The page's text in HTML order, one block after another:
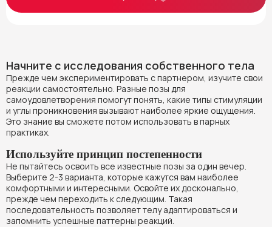
Начните с исследования собственного тела
Прежде чем экспериментировать с партнером, изучите свои
реакции самостоятельно. Разные позы для
самоудовлетворения помогут понять, какие типы стимуляции
и углы проникновения вызывают наиболее яркие ощущения.
Это знание вы сможете потом использовать в парных
практиках.
Используйте принцип постепенности
Не пытайтесь освоить все известные позы за один вечер.
Выберите 2-3 варианта, которые кажутся вам наиболее
комфортными и интересными. Освойте их досконально,
прежде чем переходить к следующим. Такая
последовательность позволяет телу адаптироваться и
запомнить успешные паттерны реакций.